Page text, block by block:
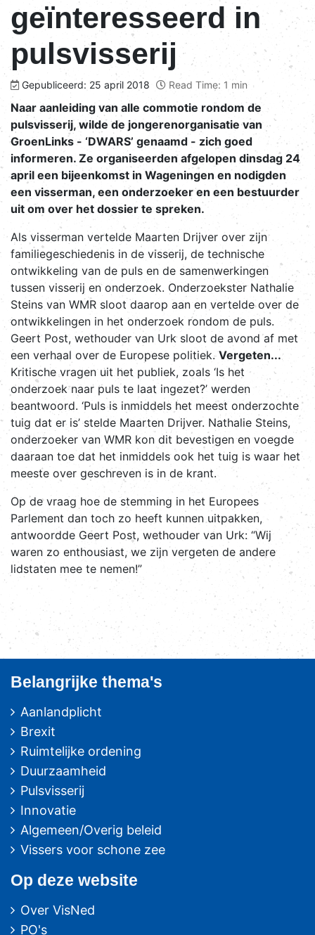
geïnteresseerd in
pulsvisserij
Gepubliceerd: 25 april 2018 Read Time: 1 min
Naar aanleiding van alle commotie rondom de
pulsvisserij, wilde de jongerenorganisatie van
GroenLinks - ‘DWARS’ genaamd - zich goed
informeren. Ze organiseerden afgelopen dinsdag 24
april een bijeenkomst in Wageningen en nodigden
een visserman, een onderzoeker en een bestuurder
uit om over het dossier te spreken.
Als visserman vertelde Maarten Drijver over zijn
familiegeschiedenis in de visserij, de technische
ontwikkeling van de puls en de samenwerkingen
tussen visserij en onderzoek. Onderzoekster Nathalie
Steins van WMR sloot daarop aan en vertelde over de
ontwikkelingen in het onderzoek rondom de puls.
Geert Post, wethouder van Urk sloot de avond af met
een verhaal over de Europese politiek.Vergeten...
Kritische vragen uit het publiek, zoals ‘Is het
onderzoek naar puls te laat ingezet?’ werden
beantwoord. ‘Puls is inmiddels het meest onderzochte
tuig dat er is’ stelde Maarten Drijver. Nathalie Steins,
onderzoeker van WMR kon dit bevestigen en voegde
daaraan toe dat het inmiddels ook het tuig is waar het
meeste over geschreven is in de krant.
Op de vraag hoe de stemming in het Europees
Parlement dan toch zo heeft kunnen uitpakken,
antwoordde Geert Post, wethouder van Urk: “Wij
waren zo enthousiast, we zijn vergeten de andere
lidstaten mee te nemen!”
Belangrijke thema's
Aanlandplicht
Brexit
Ruimtelijke ordening
Duurzaamheid
Pulsvisserij
Innovatie
Algemeen/Overig beleid
Vissers voor schone zee
Op deze website
Over VisNed
PO's